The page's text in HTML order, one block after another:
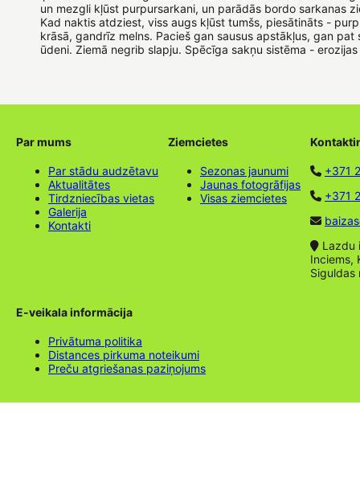
un mezgli kļūst purpursarkani, un parādās bordo sarkanas
Kad naktis atdziest, viss augs kļūst tumšs, piesātināts -
krāsā, gandrīz melns. Pacieš gan sausus apstākļus, gan pat
ūdeni. Ziemā negrib slapju. Spēcīga sakņu sistēma -
Par mums
Par stādu audzētavu
Aktualitātes
Tirdzniecības vietas
Galerija
Kontakti
Ziemcietes
Sezonas jaunumi
Jaunas fotogrāfijas
Visas ziemcietes
+371
+371
Lazdu
Inciems,
Siguldas
E-veikala informācija
Privātuma politika
Distances pirkuma noteikumi
Preču atgriešanas paziņojums